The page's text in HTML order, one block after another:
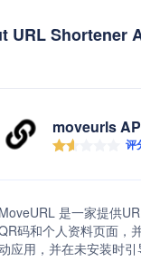
URL Shortener
moveurls
评
MoveURL 是一家提供
码和个人资料页面，
应用，并在未安装时